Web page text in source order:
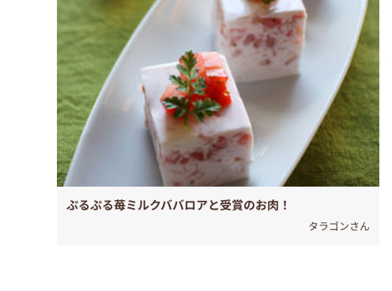
ぷるぷる苺ミルクババロアと受賞のお肉！
タラゴンさん